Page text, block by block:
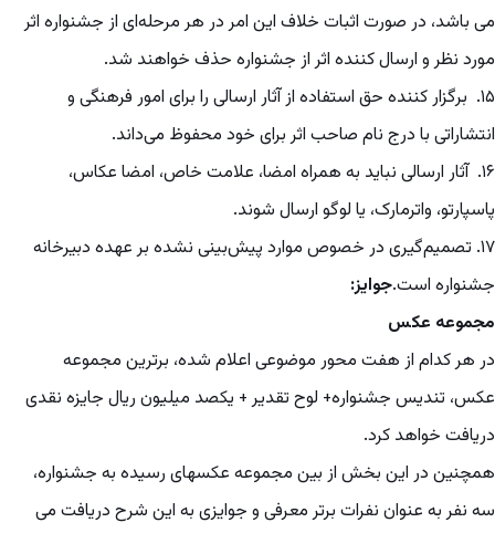
می باشد، در صورت اثبات خلاف این امر در هر مرحله‌ای از جشنواره اثر
مورد نظر و ارسال کننده اثر از جشنواره حذف خواهند شد.
۱۵. برگزار کننده حق استفاده از آثار ارسالی را برای امور فرهنگی و
انتشاراتی با درج نام صاحب اثر برای خود محفوظ می‌داند.
۱۶. آثار ارسالی نباید به همراه امضا، علامت خاص، امضا عکاس،
پاسپارتو، واترمارک، یا لوگو ارسال شوند.
۱۷. تصمیم‌گیری در خصوص موارد پیش‌بینی نشده بر عهده دبیرخانه
جشنواره است.جوایز:
مجموعه عکس
در هر کدام از هفت محور موضوعی اعلام شده، برترین مجموعه
عکس، تندیس جشنواره+ لوح تقدیر + یکصد میلیون ریال جایزه نقدی
دریافت خواهد کرد.
همچنین در این بخش از بین مجموعه عکسهای رسیده به جشنواره،
سه نفر به عنوان نفرات برتر معرفی و جوایزی به این شرح دریافت می